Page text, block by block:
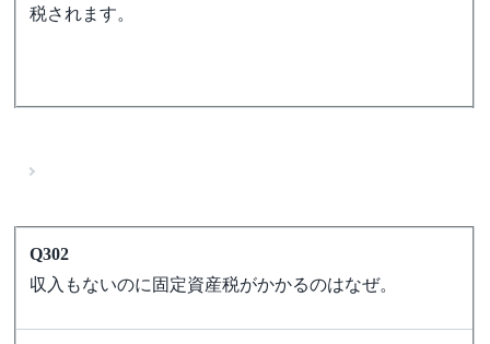
税されます。
Q302
収入もないのに固定資産税がかかるのはなぜ。